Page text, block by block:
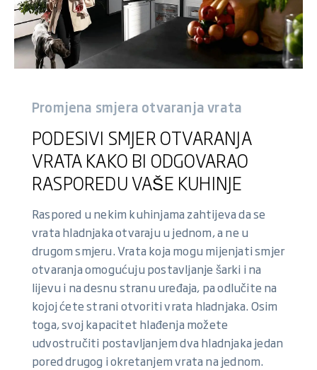
Promjena smjera otvaranja vrata
PODESIVI SMJER OTVARANJA
VRATA KAKO BI ODGOVARAO
RASPOREDU VAŠE KUHINJE
Raspored u nekim kuhinjama zahtijeva da se
vrata hladnjaka otvaraju u jednom, a ne u
drugom smjeru. Vrata koja mogu mijenjati smjer
otvaranja omogućuju postavljanje šarki i na
lijevu i na desnu stranu uređaja, pa odlučite na
kojoj ćete strani otvoriti vrata hladnjaka. Osim
toga, svoj kapacitet hlađenja možete
udvostručiti postavljanjem dva hladnjaka jedan
pored drugog i okretanjem vrata na jednom.